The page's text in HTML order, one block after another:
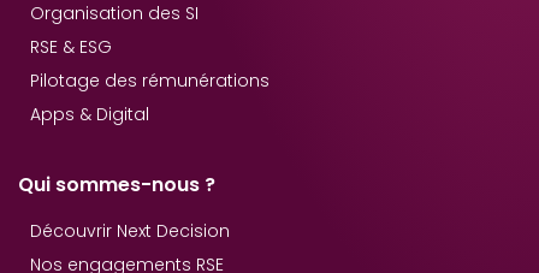
Organisation des SI
RSE & ESG
Pilotage des rémunérations
Apps & Digital
Qui sommes-nous ?
Découvrir Next Decision
Nos engagements RSE